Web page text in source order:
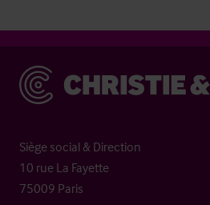
Christie & Co
Siège social & Direction
10 rue La Fayette
75009 Paris